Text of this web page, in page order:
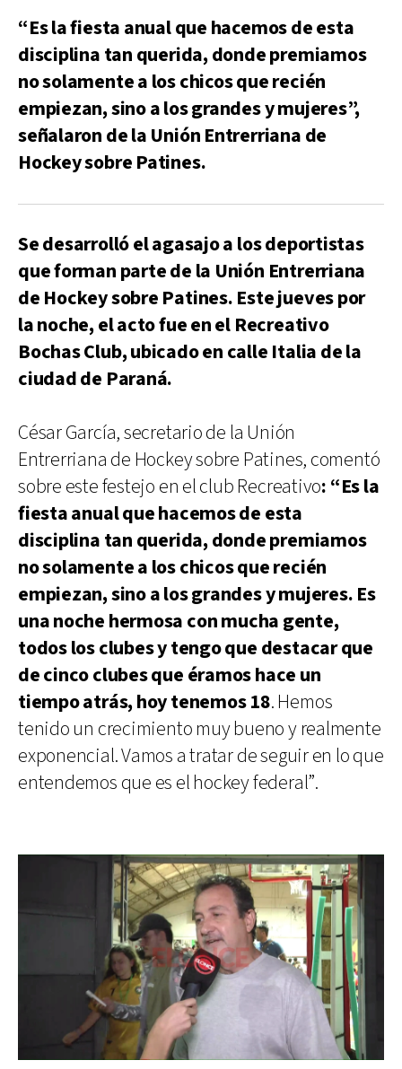
“Es la fiesta anual que hacemos de esta
disciplina tan querida, donde premiamos
no solamente a los chicos que recién
empiezan, sino a los grandes y mujeres”,
señalaron de la Unión Entrerriana de
Hockey sobre Patines.
Se desarrolló el agasajo a los deportistas
que forman parte de la Unión Entrerriana
de Hockey sobre Patines. Este jueves por
la noche, el acto fue en el Recreativo
Bochas Club, ubicado en calle Italia de la
ciudad de Paraná.
César García, secretario de la Unión
Entrerriana de Hockey sobre Patines, comentó
sobre este festejo en el club Recreativo: “Es la
fiesta anual que hacemos de esta
disciplina tan querida, donde premiamos
no solamente a los chicos que recién
empiezan, sino a los grandes y mujeres. Es
una noche hermosa con mucha gente,
todos los clubes y tengo que destacar que
de cinco clubes que éramos hace un
tiempo atrás, hoy tenemos 18. Hemos
tenido un crecimiento muy bueno y realmente
exponencial. Vamos a tratar de seguir en lo que
entendemos que es el hockey federal”.